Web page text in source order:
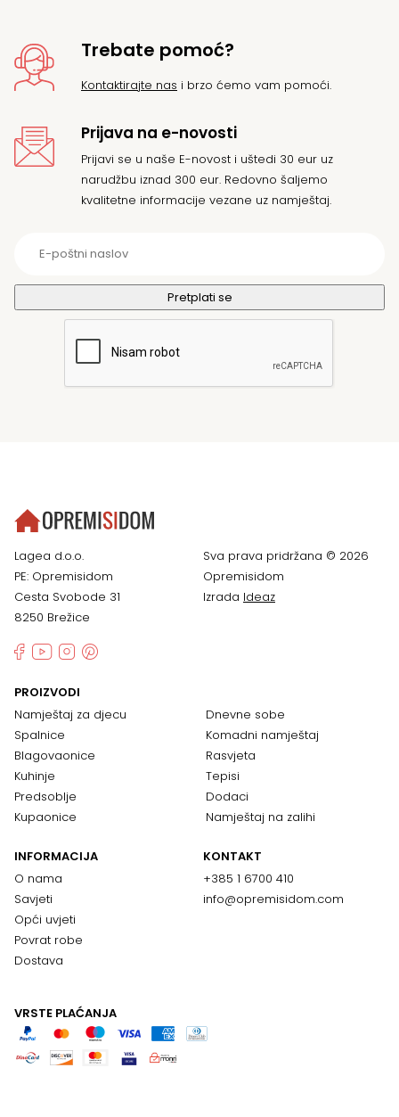
Trebate pomoć?
Kontaktirajte nas i brzo ćemo vam pomoći.
Prijava na e-novosti
Prijavi se u naše E-novost i uštedi 30 eur uz
narudžbu iznad 300 eur. Redovno šaljemo
kvalitetne informacije vezane uz namještaj.
Lagea d.o.o.
PE: Opremisidom
Cesta Svobode 31
8250 Brežice
Sva prava pridržana © 2026
Opremisidom
Izrada Ideaz
PROIZVODI
Namještaj za djecu
Spalnice
Blagovaonice
Kuhinje
Predsoblje
Kupaonice
Dnevne sobe
Komadni namještaj
Rasvjeta
Tepisi
Dodaci
Namještaj na zalihi
INFORMACIJA
O nama
Savjeti
Opći uvjeti
Povrat robe
Dostava
KONTAKT
+385 1 6700 410
info@opremisidom.com
VRSTE PLAĆANJA